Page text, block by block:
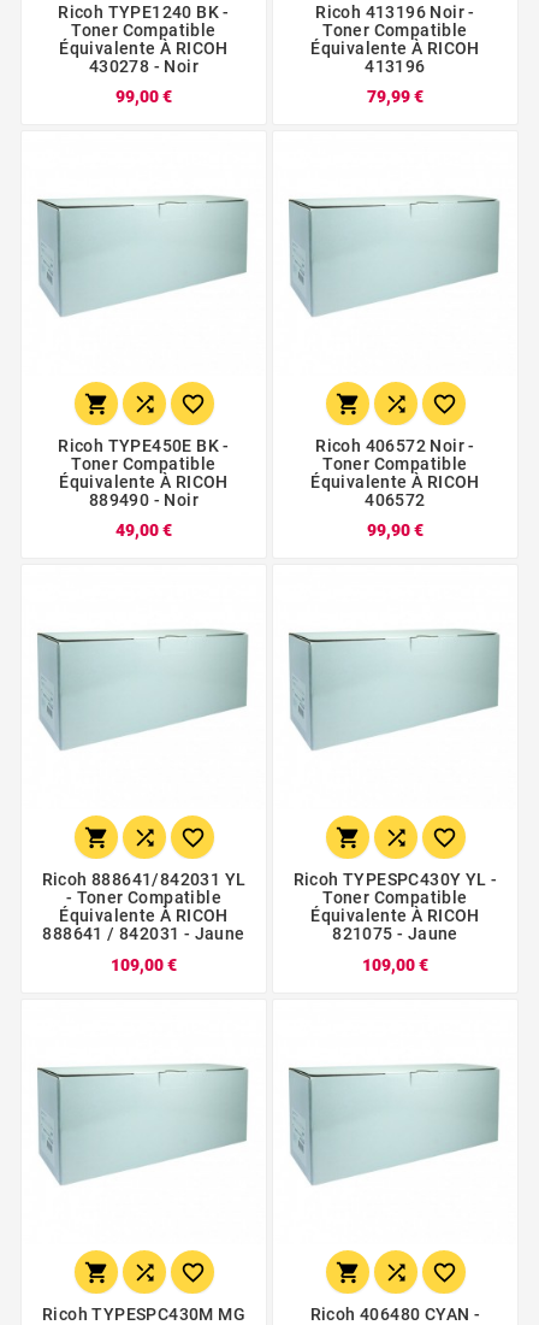
Ricoh TYPE1240 BK -
Toner Compatible
Équivalente À RICOH
430278 - Noir
99,00 €
Ricoh 413196 Noir -
Toner Compatible
Équivalente À RICOH
413196
79,99 €
  
Ricoh TYPE450E BK -
Toner Compatible
Équivalente À RICOH
889490 - Noir
49,00 €
  
Ricoh 406572 Noir -
Toner Compatible
Équivalente À RICOH
406572
99,90 €
  
Ricoh 888641/842031 YL
- Toner Compatible
Équivalente À RICOH
888641 / 842031 - Jaune
109,00 €
  
Ricoh TYPESPC430Y YL -
Toner Compatible
Équivalente À RICOH
821075 - Jaune
109,00 €
  
Ricoh TYPESPC430M MG
  
Ricoh 406480 CYAN -